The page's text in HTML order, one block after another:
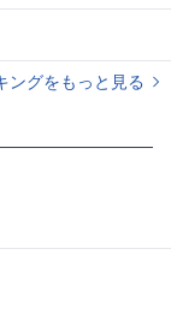
ングをもっと見る